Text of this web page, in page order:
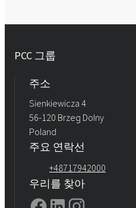
PCC 그룹
주소
Sienkiewicza 4
56-120 Brzeg Dolny
Poland
주요 연락선
+48717942000
우리를 찾아